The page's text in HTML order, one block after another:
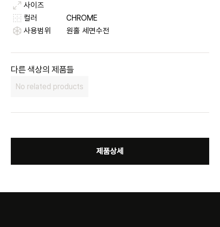
사이즈
컬러
CHROME
사용범위
원홀 세면수전
다른 색상의 제품들
No related products
제품상세